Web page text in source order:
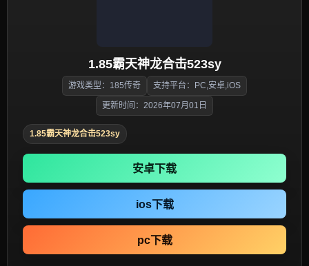
1.85霸天神龙合击523sy
游戏类型：185传奇 支持平台：PC,安卓,iOS
更新时间：2026年07月01日
1.85霸天神龙合击523sy
安卓下载
ios下载
pc下载